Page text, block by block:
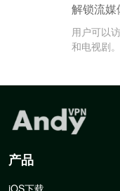
解锁流媒
用户可以
和电视剧。
产品